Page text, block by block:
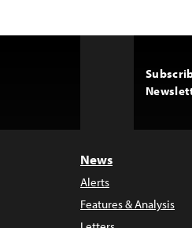
News
Alerts
Features & Analysis